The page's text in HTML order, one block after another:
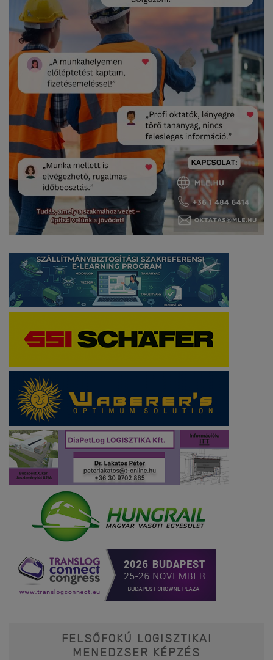
FELSŐFOKÚ LOGISZTIKAI
MENEDZSER KÉPZÉS